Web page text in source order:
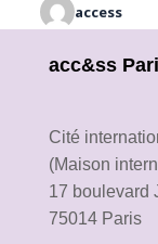
access
acc&ss
Cité
(Maison
17 boulevard
75014 Paris